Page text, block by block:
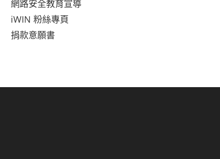
網路安全教育宣導
iWIN 粉絲專頁
捐款意願書